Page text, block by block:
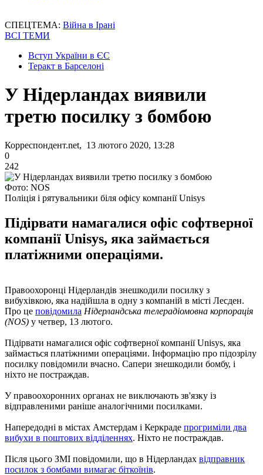
СПЕЦТЕМА: Війна в Ірані
ВСІ ТЕМИ
Вступ України в ЄС
Теракт в Барселоні
У Нідерландах виявили
третю посилку з бомбою
Корреспондент.net, 13 лютого 2020, 13:28
0
242
Фото: NOS
Поліція і рятувальники біля офісу компанії Unisys
Підірвати намагалися офіс cофтверної
компанії Unisys, яка займається
платіжними операціями.
Правоохоронці Нідерландів знешкодили посилку з
вибухівкою, яка надійшла в одну з компаній в місті Лесден.
Про це повідомила Нідерландська телерадіомовна корпорація
(NOS) у четвер, 13 лютого.
Підірвати намагалися офіс cофтверної компанії Unisys, яка
займається платіжними операціями. Інформацію про підозрілу
посилку повідомили вчасно. Сапери знешкодили бомбу, і
ніхто не постраждав.
У правоохоронних органах не виключають зв'язку із
відправленими раніше аналогічними посилками.
Напередодні в містах Амстердам і Керкраде прогриміли два
вибухи в поштових відділеннях. Ніхто не постраждав.
Після цього ЗМІ повідомили, що в Нідерландах відправник
посилок з бомбами вимагає біткоїнів.